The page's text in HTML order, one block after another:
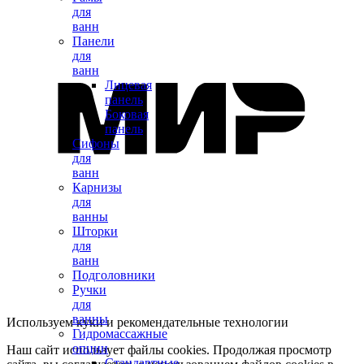
для
ванн
Панели
для
ванн
Лицевая
панель
Боковая
панель
Сифоны
для
ванн
Карнизы
для
ванны
Шторки
для
ванн
Подголовники
Ручки
для
ванны
Гидромассажные
опции
Используем куки и рекомендательные технологии
Наш сайт использует файлы cookies. Продолжая просмотр